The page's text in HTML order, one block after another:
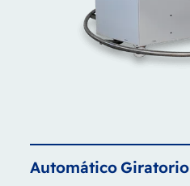
AutomáticoGiratorio